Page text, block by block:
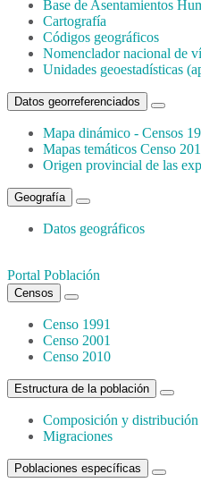
Base de Asentamientos
Cartografía
Códigos geográficos
Nomenclador nacional de
Unidades geoestadísticas
Datos georreferenciados
Mapa dinámico - Censos
Mapas temáticos Censo
Origen provincial de las
Geografía
Datos geográficos
Portal Población
Censos
Censo 1991
Censo 2001
Censo 2010
Estructura de la población
Composición y distribución
Migraciones
Poblaciones específicas